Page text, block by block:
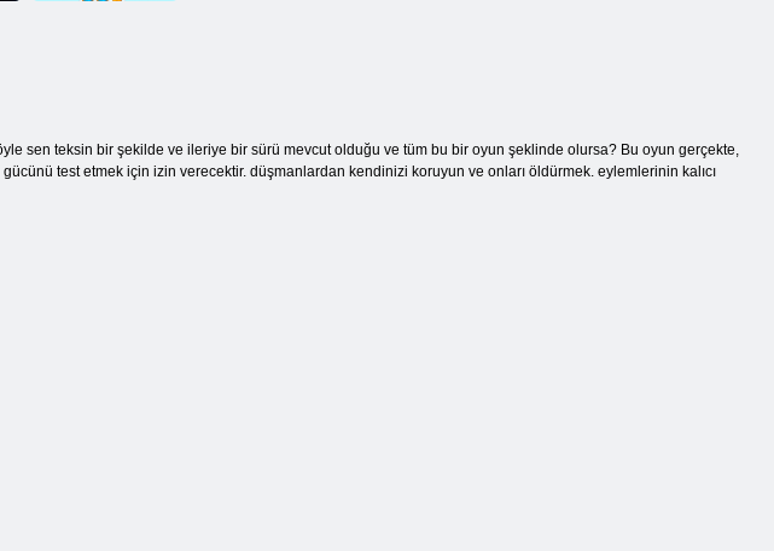
sen teksin bir şekilde ve ileriye bir sürü mevcut olduğu ve tüm bu bir oyun şeklinde olursa? Bu oyun gerçekte,
test etmek için izin verecektir. düşmanlardan kendinizi koruyun ve onları öldürmek. eylemlerinin kalıcı